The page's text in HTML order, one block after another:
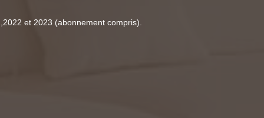
et 2023 (abonnement compris).